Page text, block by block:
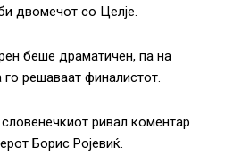
двомечот со Целје.
беше драматичен, па на
го решаваат финалистот.
ривал коментар
Борис Ројевиќ.